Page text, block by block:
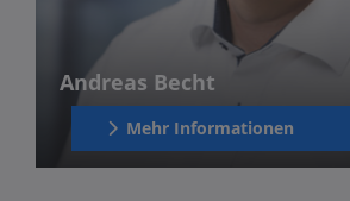
Andreas Becht
Mehr Informationen